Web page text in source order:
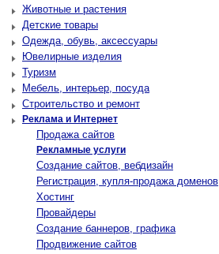
Животные и растения
Детские товары
Одежда, обувь, аксессуары
Ювелирные изделия
Туризм
Мебель, интерьер, посуда
Строительство и ремонт
Реклама и Интернет
Продажа сайтов
Рекламные услуги
Создание сайтов, вебдизайн
Регистрация, купля-продажа доменов
Хостинг
Провайдеры
Создание баннеров, графика
Продвижение сайтов